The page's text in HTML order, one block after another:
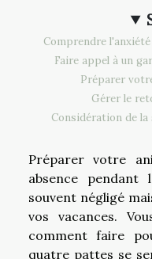
Comprendre
Faire appel à un
Préparer
Gérer le
Considération de
Préparer votre
absence pendant
souvent négligé
vos vacances.
comment faire
quatre pattes se